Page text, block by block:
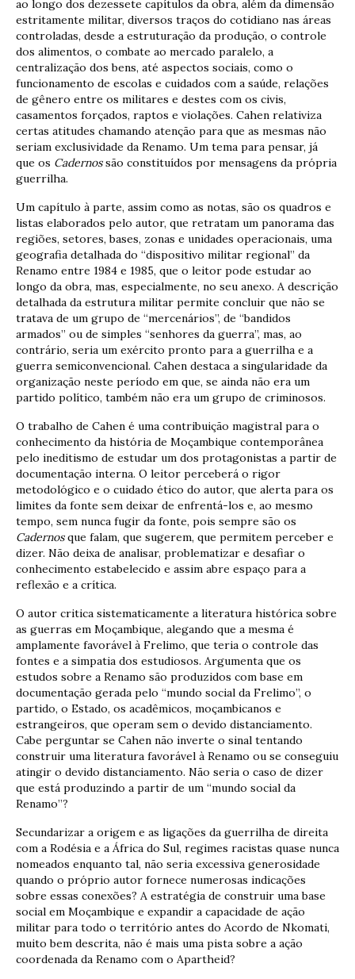
ao longo dos dezessete capítulos da obra, além da dimensão
estritamente militar, diversos traços do cotidiano nas áreas
controladas, desde a estruturação da produção, o controle
dos alimentos, o combate ao mercado paralelo, a
centralização dos bens, até aspectos sociais, como o
funcionamento de escolas e cuidados com a saúde, relações
de gênero entre os militares e destes com os civis,
casamentos forçados, raptos e violações. Cahen relativiza
certas atitudes chamando atenção para que as mesmas não
seriam exclusividade da Renamo. Um tema para pensar, já
que os Cadernossão constituídos por mensagens da própria
guerrilha.
Um capítulo à parte, assim como as notas, são os quadros e
listas elaborados pelo autor, que retratam um panorama das
regiões, setores, bases, zonas e unidades operacionais, uma
geografia detalhada do “dispositivo militar regional” da
Renamo entre 1984 e 1985, que o leitor pode estudar ao
longo da obra, mas, especialmente, no seu anexo. A descrição
detalhada da estrutura militar permite concluir que não se
tratava de um grupo de “mercenários”, de “bandidos
armados” ou de simples “senhores da guerra”, mas, ao
contrário, seria um exército pronto para a guerrilha e a
guerra semiconvencional. Cahen destaca a singularidade da
organização neste período em que, se ainda não era um
partido político, também não era um grupo de criminosos.
O trabalho de Cahen é uma contribuição magistral para o
conhecimento da história de Moçambique contemporânea
pelo ineditismo de estudar um dos protagonistas a partir de
documentação interna. O leitor perceberá o rigor
metodológico e o cuidado ético do autor, que alerta para os
limites da fonte sem deixar de enfrentá-los e, ao mesmo
tempo, sem nunca fugir da fonte, pois sempre são os
Cadernosque falam, que sugerem, que permitem perceber e
dizer. Não deixa de analisar, problematizar e desafiar o
conhecimento estabelecido e assim abre espaço para a
reflexão e a crítica.
O autor critica sistematicamente a literatura histórica sobre
as guerras em Moçambique, alegando que a mesma é
amplamente favorável à Frelimo, que teria o controle das
fontes e a simpatia dos estudiosos. Argumenta que os
estudos sobre a Renamo são produzidos com base em
documentação gerada pelo “mundo social da Frelimo”, o
partido, o Estado, os acadêmicos, moçambicanos e
estrangeiros, que operam sem o devido distanciamento.
Cabe perguntar se Cahen não inverte o sinal tentando
construir uma literatura favorável à Renamo ou se conseguiu
atingir o devido distanciamento. Não seria o caso de dizer
que está produzindo a partir de um “mundo social da
Renamo”?
Secundarizar a origem e as ligações da guerrilha de direita
com a Rodésia e a África do Sul, regimes racistas quase nunca
nomeados enquanto tal, não seria excessiva generosidade
quando o próprio autor fornece numerosas indicações
sobre essas conexões? A estratégia de construir uma base
social em Moçambique e expandir a capacidade de ação
militar para todo o território antes do Acordo de Nkomati,
muito bem descrita, não é mais uma pista sobre a ação
coordenada da Renamo com o Apartheid?